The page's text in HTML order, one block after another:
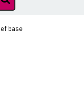
base